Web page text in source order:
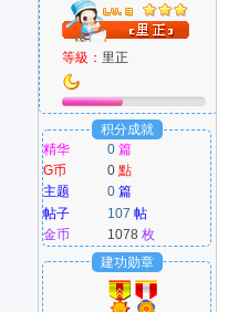
等級： 里正
积分成就
精华
0 篇
G币
0點
主题
0 篇
帖子
107 帖
金币
1078枚
建功勋章